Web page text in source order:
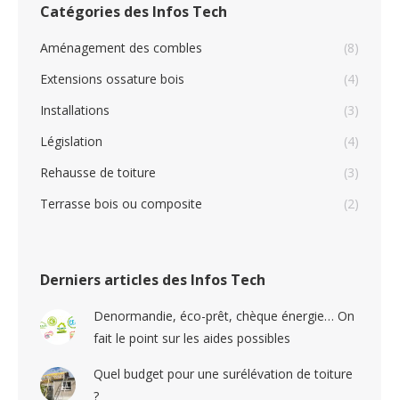
Catégories des Infos Tech
Aménagement des combles
(8)
Extensions ossature bois
(4)
Installations
(3)
Législation
(4)
Rehausse de toiture
(3)
Terrasse bois ou composite
(2)
Derniers articles des Infos Tech
Denormandie, éco-prêt, chèque énergie… On
fait le point sur les aides possibles
Quel budget pour une surélévation de toiture
?